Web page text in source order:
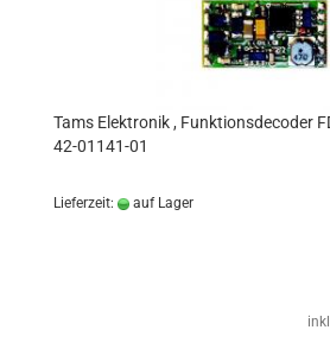
Tams Elektronik , Funktionsdecoder
42-01141-01
Lieferzeit: auf Lager